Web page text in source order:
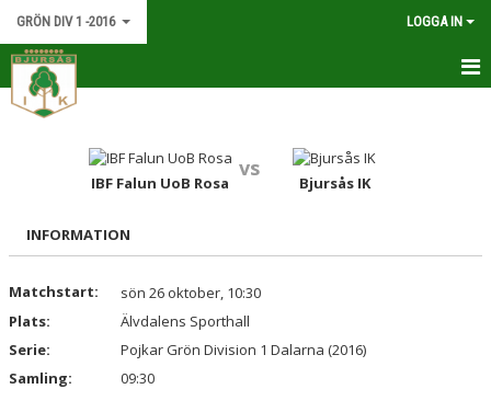
GRÖN DIV 1 -2016 LOGGA IN
HEM
MATCHER
TRUPPEN
BILDGALLERI
DOKUMENT
IBF Falun UoB Rosa
vs
Bjursås IK
INFORMATION
Matchstart:
sön 26 oktober, 10:30
Plats:
Älvdalens Sporthall
Serie:
Pojkar Grön Division 1 Dalarna (2016)
Samling:
09:30